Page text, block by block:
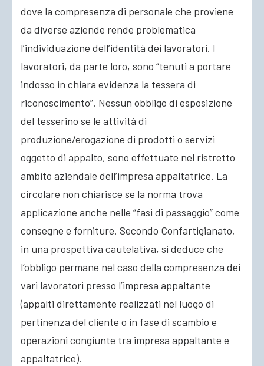
dove la compresenza di personale che proviene
da diverse aziende rende problematica
l’individuazione dell’identità dei lavoratori. I
lavoratori, da parte loro, sono “tenuti a portare
indosso in chiara evidenza la tessera di
riconoscimento”. Nessun obbligo di esposizione
del tesserino se le attività di
produzione/erogazione di prodotti o servizi
oggetto di appalto, sono effettuate nel ristretto
ambito aziendale dell’impresa appaltatrice. La
circolare non chiarisce se la norma trova
applicazione anche nelle “fasi di passaggio” come
consegne e forniture. Secondo Confartigianato,
in una prospettiva cautelativa, si deduce che
l’obbligo permane nel caso della compresenza dei
vari lavoratori presso l’impresa appaltante
(appalti direttamente realizzati nel luogo di
pertinenza del cliente o in fase di scambio e
operazioni congiunte tra impresa appaltante e
appaltatrice).